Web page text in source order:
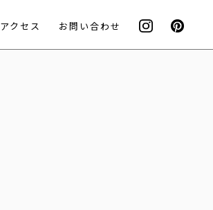
アクセス お問い合わせ